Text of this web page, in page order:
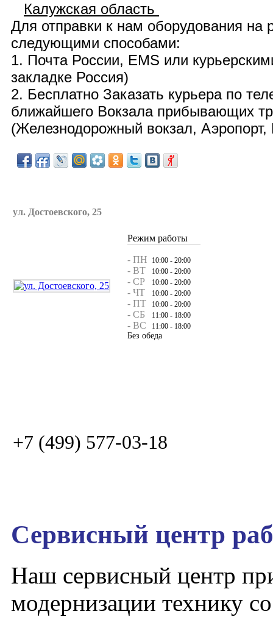
Калужская область
Для отправки к нам оборудования на
следующими способами:
1. Почта России, EMS или
закладке Россия)
2. Бесплатно Заказать курьера по
ближайшего Вокзала прибывающих
(Железнодорожный вокзал, Аэропорт,
ул. Достоевского, 25
Режим работы
- ПН 10:00 - 20:00
- ВТ 10:00 - 20:00
- СР 10:00 - 20:00
- ЧТ 10:00 - 20:00
- ПТ 10:00 - 20:00
- СБ 11:00 - 18:00
- ВС 11:00 - 18:00
Без обеда
+7 (499) 577-03-18
Сервисный центр
Наш сервисный центр
модернизации технику